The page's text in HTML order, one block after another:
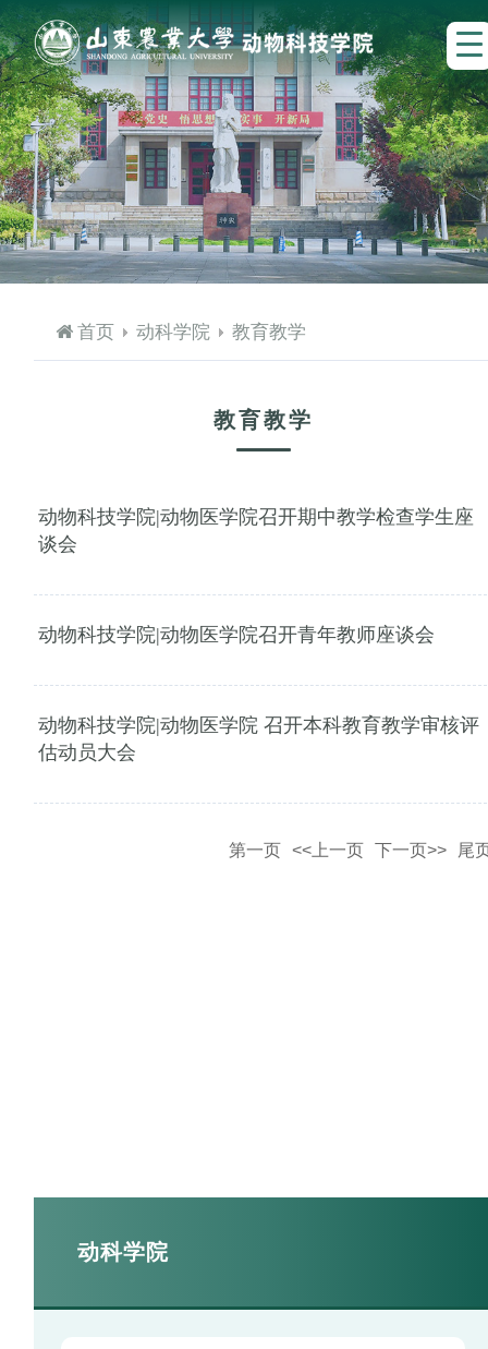
首页 动科学院 教育教学
教育教学
动物科技学院|动物医学院召开期中教学检查学生座
谈会
动物科技学院|动物医学院召开青年教师座谈会
动物科技学院|动物医学院 召开本科教育教学审核评
估动员大会
第一页 <<上一页 下一页>> 尾
动科学院